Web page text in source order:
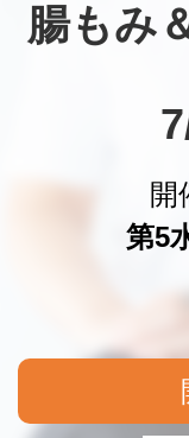
腸もみ
開
第5